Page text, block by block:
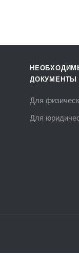
ДОКУМЕНТЫ
Для
Для